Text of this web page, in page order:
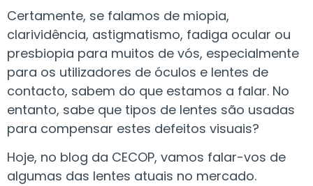
Certamente, se falamos de miopia,
clarividência, astigmatismo, fadiga ocular ou
presbiopia para muitos de vós, especialmente
para os utilizadores de óculos e lentes de
contacto, sabem do que estamos a falar. No
entanto, sabe que tipos de lentes são usadas
para compensar estes defeitos visuais?
Hoje, no blog da CECOP, vamos falar-vos de
algumas das lentes atuais no mercado.